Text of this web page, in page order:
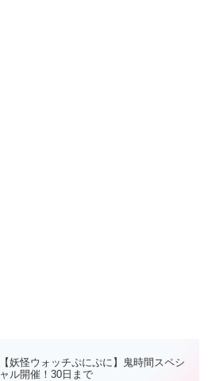
【妖怪ウォッチぷにぷに】鬼時間スペシ
ャル開催！30日まで